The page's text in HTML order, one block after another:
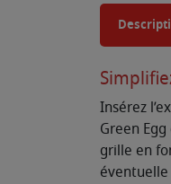
Insérez
Green
grille en
éventuelle